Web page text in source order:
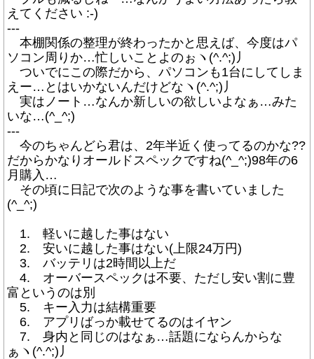
えてください :-)
---
本棚関係の整理が終わったかと思えば、今度はパ
ソコン周りか…忙しいことよのぉヽ(^.^;)丿
ついでにこの際だから、パソコンも1台にしてしま
えー…とはいかないんだけどなヽ(^.^;)丿
実はノート…なんか新しいの欲しいよなぁ…みた
いな…(^_^;)
---
今のちゃんどら君は、2年半近く使ってるのかな??
だからかなりオールドスペックですね(^_^;)98年の6
月購入…
その頃に日記で次のような事を書いていました
(^_^;)
1. 軽いに越した事はない
2. 安いに越した事はない(上限24万円)
3. バッテリは2時間以上だ
4. オーバースペックは不要、ただし安い割に豊
富というのは別
5. キー入力は結構重要
6. アプリばっか載せてるのはイヤン
7. 身内と同じのはなぁ…話題にならんからな
ぁヽ(^.^;)丿